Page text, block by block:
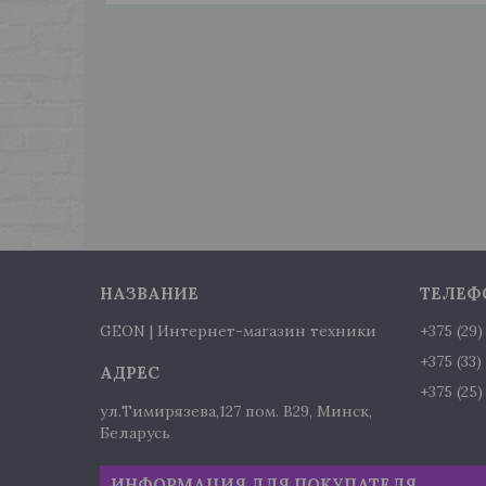
GEON | Интернет-магазин техники
ул.Тимирязева,127 пом. В29, Минск,
Беларусь
+375
+375
+375